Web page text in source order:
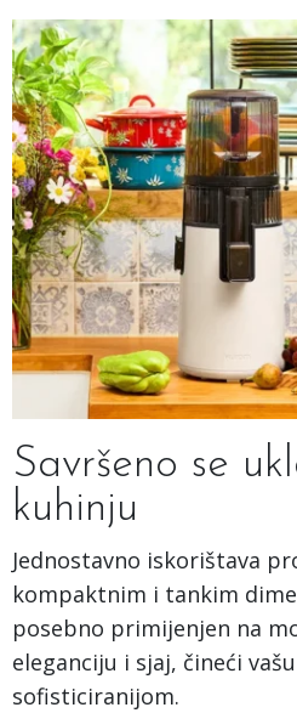
Savršeno se
kuhinju
Jednostavno iskorištava
kompaktnim i tankim
posebno primijenjen na
eleganciju i sjaj, čineći
sofisticiranijom.